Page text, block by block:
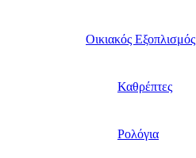
Οικιακός Εξοπλισμός
Καθρέπτες
Ρολόγια